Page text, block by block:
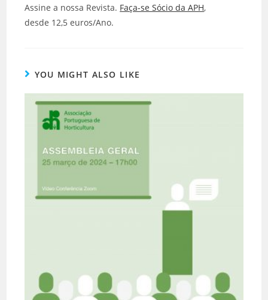
Assine a nossa Revista. Faça-se Sócio da APH,
desde 12,5 euros/Ano.
YOU MIGHT ALSO LIKE